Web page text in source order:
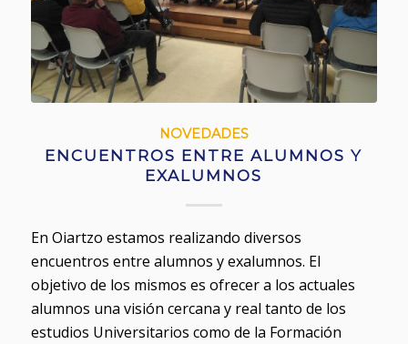
NOVEDADES
ENCUENTROS ENTRE ALUMNOS Y
EXALUMNOS
En Oiartzo estamos realizando diversos
encuentros entre alumnos y exalumnos. El
objetivo de los mismos es ofrecer a los actuales
alumnos una visión cercana y real tanto de los
estudios Universitarios como de la Formación